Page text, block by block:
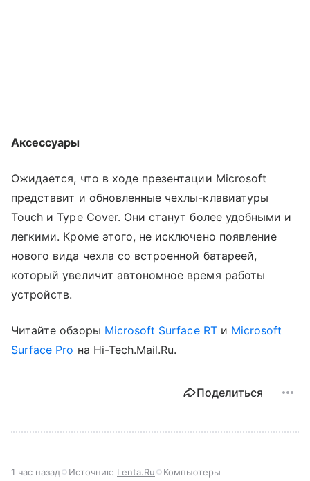
Аксессуары
Ожидается, что в ходе презентации Microsoft
представит и обновленные чехлы-клавиатуры
Touch и Type Cover. Они станут более удобными и
легкими. Кроме этого, не исключено появление
нового вида чехла со встроенной батареей,
который увеличит автономное время работы
устройств.
Читайте обзоры Microsoft Surface RTи Microsoft
Surface Pro на Hi-Tech.Mail.Ru.
Поделиться
1 час назад Источник: Lenta.Ru Компьютеры